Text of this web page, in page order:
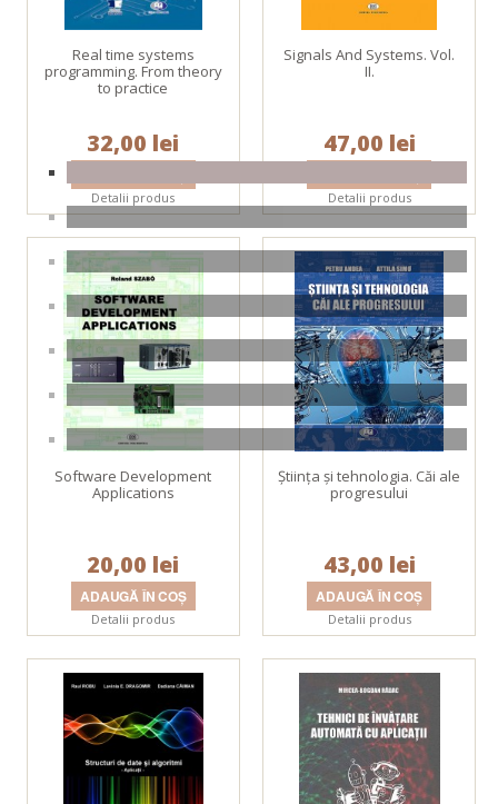
Real time systems
programming. From theory
to practice
32,00 lei
Detalii produs
Signals And Systems. Vol.
II.
47,00 lei
Detalii produs
Software Development
Applications
20,00 lei
Detalii produs
Ştiinţa şi tehnologia. Căi ale
progresului
43,00 lei
Detalii produs